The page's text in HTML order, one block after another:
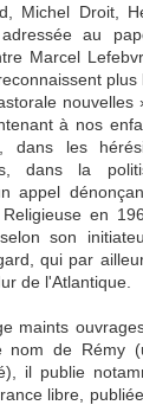
Michel Droit,
au
Marcel
à nos
dans les
dans la
appel
en
son
qui par
de l'Atlantique.
maints
nom de Rémy
il publie
libre,